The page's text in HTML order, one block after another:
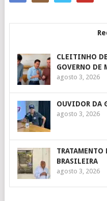
CLEITINHO
GOVERNO DE
agosto 3, 2026
OUVIDOR DA
agosto 3, 2026
TRATAMENTO
BRASILEIRA
agosto 3, 2026